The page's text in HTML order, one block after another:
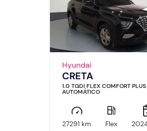
Hyundai
CRETA
1.0 TGDI FLEX COMFORT PLUS
AUTOMÁTICO
27291 km Flex